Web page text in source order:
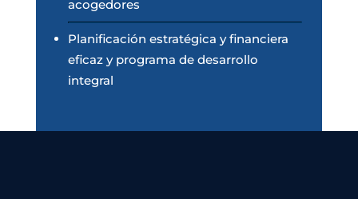
acogedores
Planificación estratégica y financiera
eficaz y programa de desarrollo
integral